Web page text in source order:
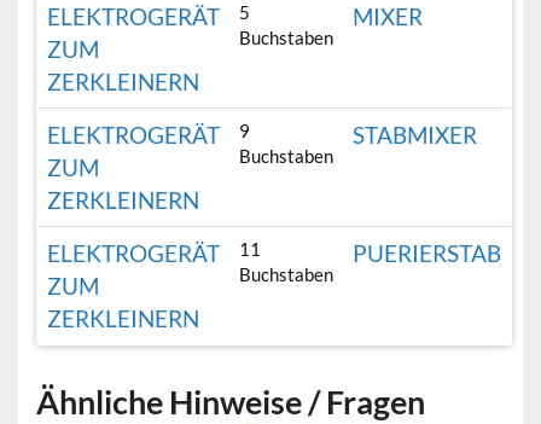
ELEKTROGERÄT
ZUM
ZERKLEINERN
5
Buchstaben
MIXER
ELEKTROGERÄT
ZUM
ZERKLEINERN
9
Buchstaben
STABMIXER
ELEKTROGERÄT
ZUM
ZERKLEINERN
11
Buchstaben
PUERIERSTAB
Ähnliche Hinweise / Fragen